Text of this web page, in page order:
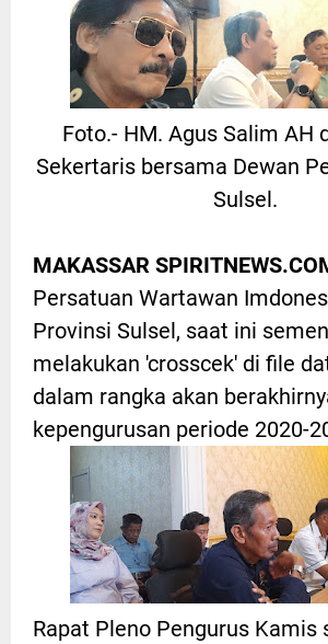
Foto.- HM. Agus Salim AH
Sekertaris bersama Dewan
Sulsel.
MAKASSAR
Persatuan Wartawan
Provinsi Sulsel, saat ini
melakukan 'crosscek' di file
dalam rangka akan
kepengurusan periode 2020-
Rapat Pleno Pengurus Kamis